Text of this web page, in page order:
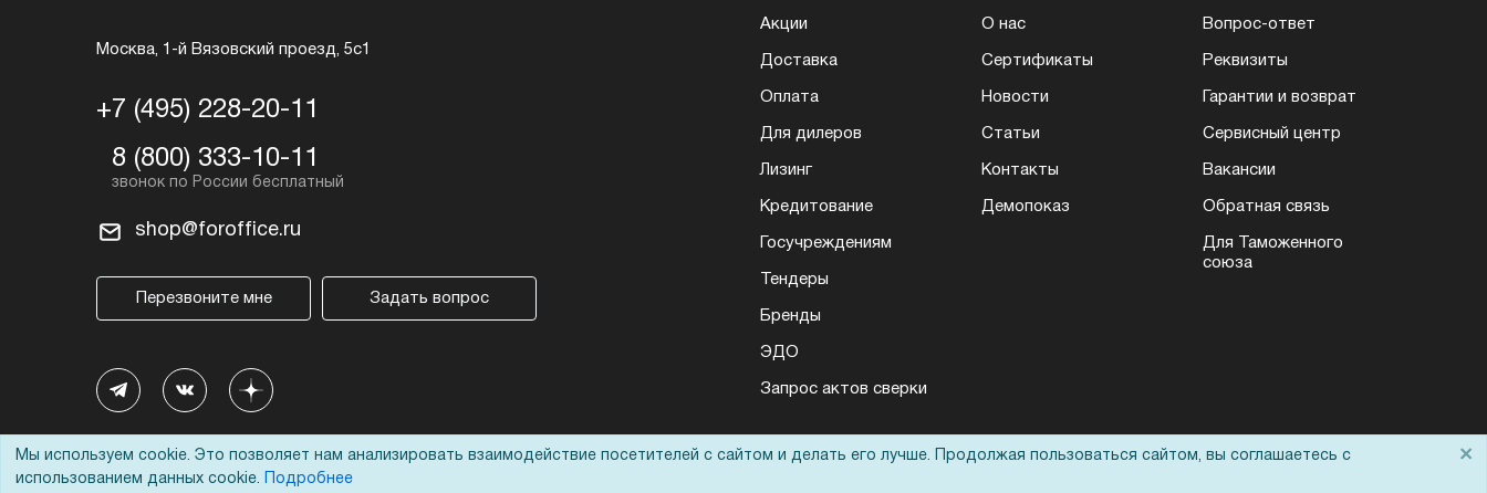
Москва, 1-й Вязовский проезд, 5с1
+7 (495) 228-20-11
8 (800) 333-10-11
shop@foroffice.ru
Перезвоните мне Задать вопрос
Акции
Доставка
Оплата
Для дилеров
Лизинг
Кредитование
Госучреждениям
Тендеры
Бренды
ЭДО
О нас
Сертификаты
Новости
Статьи
Контакты
Демопоказ
Вопрос-ответ
Реквизиты
Гарантии и возврат
Сервисный центр
Вакансии
Обратная связь
Для Таможенного
союза
Запрос актов сверки
Мы используем cookie. Это позволяет нам анализировать взаимодействие посетителей с сайтом и делать его лучше. Продолжая пользоваться сайтом, вы соглашаетесь с
использованием данных cookie.
Подробнее
×